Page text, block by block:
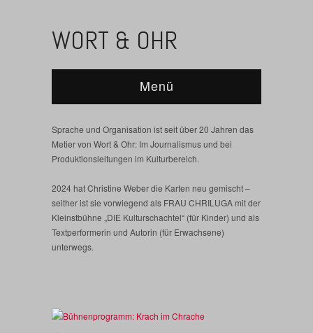
WORT & OHR
Menü
Sprache und Organisation ist seit über 20 Jahren das
Metier von Wort & Ohr: Im Journalismus und bei
Produktionsleitungen im Kulturbereich.
2024 hat Christine Weber die Karten neu gemischt –
seither ist sie vorwiegend als FRAU CHRILUGA mit der
Kleinstbühne „DIE Kulturschachtel“ (für Kinder) und als
Textperformerin und Autorin (für Erwachsene)
unterwegs.